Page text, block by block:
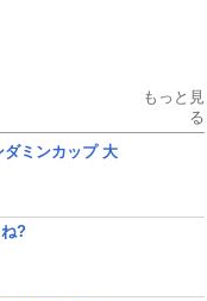
もっと見
る
ダミンカップ 大
?